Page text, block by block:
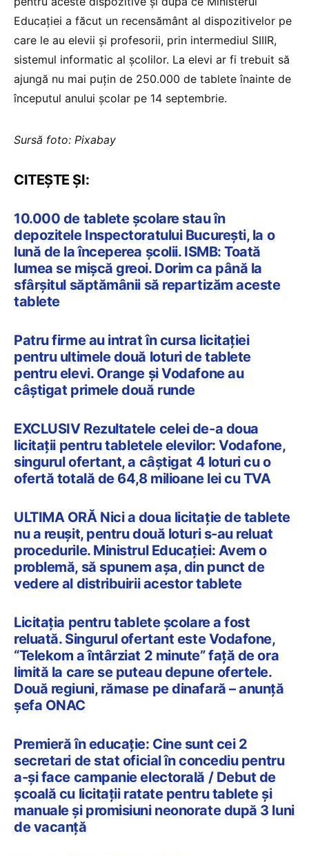
Educației a făcut un recensământ al dispozitivelor pe
care le au elevii și profesorii, prin intermediul SIIIR,
sistemul informatic al școlilor. La elevi ar fi trebuit să
ajungă nu mai puțin de 250.000 de tablete înainte de
începutul anului școlar pe 14 septembrie.
Sursă foto: Pixabay
CITEȘTE ȘI:
10.000 de tablete școlare stau în
depozitele Inspectoratului București, la o
lună de la începerea școlii. ISMB: Toată
lumea se mișcă greoi. Dorim ca până la
sfârșitul săptămânii să repartizăm aceste
tablete
Patru firme au intrat în cursa licitației
pentru ultimele două loturi de tablete
pentru elevi. Orange și Vodafone au
câștigat primele două runde
EXCLUSIV Rezultatele celei de-a doua
licitații pentru tabletele elevilor: Vodafone,
singurul ofertant, a câștigat 4 loturi cu o
ofertă totală de 64,8 milioane lei cu TVA
ULTIMA ORĂ Nici a doua licitație de tablete
nu a reușit, pentru două loturi s-au reluat
procedurile. Ministrul Educației: Avem o
problemă, să spunem așa, din punct de
vedere al distribuirii acestor tablete
Licitația pentru tablete școlare a fost
reluată. Singurul ofertant este Vodafone,
“Telekom a întârziat 2 minute” față de ora
limită la care se puteau depune ofertele.
Două regiuni, rămase pe dinafară – anunță
șefa ONAC
Premieră în educație: Cine sunt cei 2
secretari de stat oficial în concediu pentru
a-și face campanie electorală / Debut de
școală cu licitații ratate pentru tablete și
manuale și promisiuni neonorate după 3 luni
de vacanță